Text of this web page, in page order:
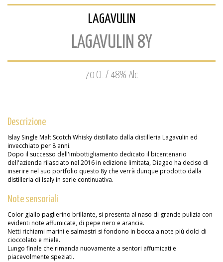
LAGAVULIN
LAGAVULIN 8Y
70 CL / 48% Alc
Descrizione
Islay Single Malt Scotch Whisky distillato dalla distilleria Lagavulin ed
invecchiato per 8 anni.
Dopo il successo dell'imbottigliamento dedicato il bicentenario
dell'azienda rilasciato nel 2016 in edizione limitata, Diageo ha deciso di
inserire nel suo portfolio questo 8y che verrà dunque prodotto dalla
distilleria di Isaly in serie continuativa.
Note sensoriali
Color giallo paglierino brillante, si presenta al naso di grande pulizia con
evidenti note affumicate, di pepe nero e arancia.
Netti richiami marini e salmastri si fondono in bocca a note più dolci di
cioccolato e miele.
Lungo finale che rimanda nuovamente a sentori affumicati e
piacevolmente speziati.